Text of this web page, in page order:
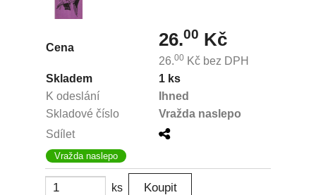
Cena 26.00 Kč
26.00 Kč bez DPH
Skladem
1 ks
K odeslání
Ihned
Skladové číslo
Vražda naslepo
Sdílet
Vražda naslepo
ks